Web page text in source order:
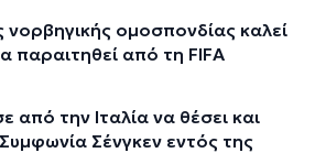
ομοσπονδίας καλεί
παραιτηθεί από τη FIFA
από την Ιταλία να θέσει και
Σένγκεν εντός της